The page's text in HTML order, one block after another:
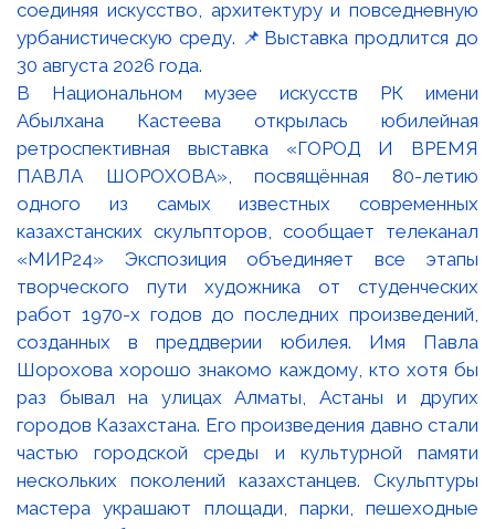
В Национальном музее искусств РК имени
Абылхана Кастеева открылась юбилейная
ретроспективная выставка «ГОРОД И ВРЕМЯ
ПАВЛА ШОРОХОВА», посвящённая 80-летию
одного из самых известных современных
казахстанских скульпторов, сообщает телеканал
«МИР24» Экспозиция объединяет все этапы
творческого пути художника от студенческих
работ 1970-х годов до последних произведений,
созданных в преддверии юбилея. Имя Павла
Шорохова хорошо знакомо каждому, кто хотя бы
раз бывал на улицах Алматы, Астаны и других
городов Казахстана. Его произведения давно стали
частью городской среды и культурной памяти
нескольких поколений казахстанцев. Скульптуры
мастера украшают площади, парки, пешеходные